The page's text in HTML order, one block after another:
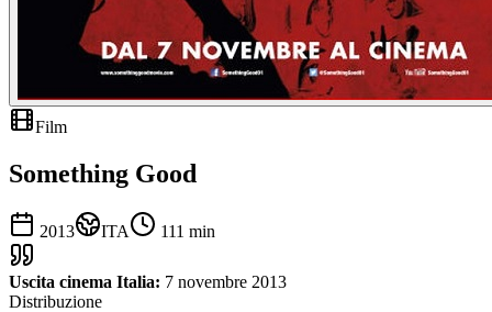
Film
Something Good
2013 ITA 111 min
Uscita cinema Italia: 7 novembre 2013
Distribuzione